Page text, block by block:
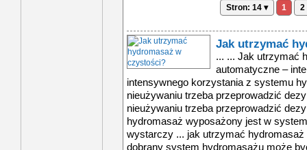
Stron: 14 ▾ 1 2
Jak utrzymać
... ... Jak utrzymać hydromasaż w czystości? ... automatyczne – inteligentny system Po okresie intensywnego korzystania z systemu hydromasażu lub po długim nieużywaniu trzeba przeprowadzić dezynfekcję ... lub po długim nieużywaniu trzeba przeprowadzić dezynfekcję urządzenia. Jeśli hydromasaż wyposażony jest w system automatycznej dezynfekcji, to wystarczy ... jak utrzymać hydromasaż w czystości? ... odpowiednio dobrany system hydromasażu może być nie tylko sposobem na wspaniały relaks w domowym zaciszu ale także źrdłem naszego zdrowia. decydując się ... dzięki wannie z hydromasażem w każdej domowej łazience może powstać wyjątkowe centrum relaksu i odnowy biologicznej. aby kąpiel w takiej wannie przynosiła ... przepłukać wannę i przewody czystą wodą. zaleca się dezynfekowanie wanny z hydromasażem co 2 do 4 tygodni, w zależności od intensywności użytkowania. w ... wykorzystując technologię sztywnego orurowania.korzystając z własnej wanny z hydromasażem – w odrżnieniu od urządzeń, ktre są np. w ośrodkach spa ... dzięki wannie z hydromasażem w każdej domowej łazience może powstać wyjątkowe centrum relaksu i odnowy biologicznej. aby kąpiel w takiej wannie przynosiła ... odpowiednio dobrany system hydromasażu może być nie tylko sposobem na wspaniały relaks w domowym zaciszu ale także źrdłem naszego zdrowia. decydując się ... szereg rozwiązań technicznych, w które wyposażone są dostępne na rynku systemy hydromasażu. ... systemu hydromasażu)” - mwi mariusz mleczko, kierownik działu produkcji hydromasaży excellent sa.ozon – naturalny sprzymierzeniec w walce o ... jak utrzymać hydromasaż w czystości? ... odpowiednio dobrany system hydromasażu może być nie tylko sposobem na wspaniały relaks w domowym zaciszu ale także źrdłem naszego zdrowia. decydując się ... dzięki wannie z hydromasażem w każdej domowej łazience może powstać wyjątkowe centrum relaksu i odnowy biologicznej. aby kąpiel w takiej wannie przynosiła ... przepłukać wannę i przewody czystą wodą. zaleca się dezynfekowanie wanny z hydromasażem co 2 do 4 tygodni, w zależności od intensywności użytkowania. w ... wykorzystując technologię sztywnego orurowania.korzystając z własnej wanny z hydromasażem – w odrżnieniu od urządzeń, ktre są np. w ośrodkach spa ... dzięki wannie z hydromasażem w każdej domowej łazience może powstać wyjątkowe centrum relaksu i odnowy biologicznej. aby kąpiel w takiej wannie przynosiła ... odpowiednio dobrany system hydromasażu może być nie tylko sposobem na wspaniały relaks w domowym zaciszu ale także źrdłem naszego zdrowia. decydując się ... szereg rozwiązań technicznych, w które wyposażone są dostępne na rynku systemy hydromasażu. ... systemu hydromasażu)” - mwi mariusz mleczko, kierownik działu produkcji hydromasaży excellent sa.ozon – naturalny sprzymierzeniec w walce o ... jak utrzymać hydromasaż w czystości? ... odpowiednio dobrany system hydromasażu może być nie tylko sposobem na wspaniały relaks w domowym zaciszu ale także źrdłem naszego zdrowia. decydując się ... dzięki wannie z hydromasażem w każdej domowej łazience może powstać wyjątkowe centrum relaksu i odnowy biologicznej. aby kąpiel w takiej wannie przynosiła ... przepłukać wannę i przewody czystą wodą. zaleca się dezynfekowanie wanny z hydromasażem co 2 do 4 tygodni, w zależności od intensywności użytkowania. w ... wykorzystując technologię sztywnego orurowania.korzystając z własnej wanny z hydromasażem – w odrżnieniu od urządzeń, ktre są np. w ośrodkach spa ... dzięki wannie z hydromasażem w każdej domowej łazience może powstać wyjątkowe centrum relaksu i odnowy biologicznej. aby kąpiel w takiej wannie przynosiła ... odpowiednio dobrany system hydromasażu może być nie tylko sposobem na wspaniały relaks w domowym zaciszu ale także źrdłem naszego zdrowia. decydując się ... szereg rozwiązań technicznych, w które wyposażone są dostępne na rynku systemy hydromasażu. ... systemu hydromasażu)” - mwi mariusz mleczko, kierownik działu produkcji hydromasaży excellent sa.ozon – naturalny sprzymierzeniec w walce o ... jak utrzymać hydromasaż w